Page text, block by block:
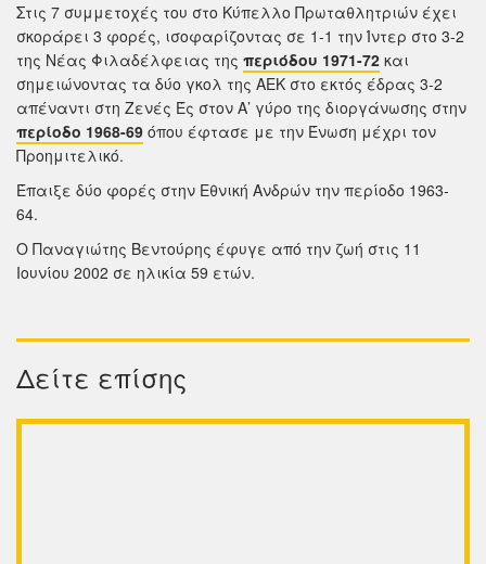
Στις 7 συμμετοχές του στο Κύπελλο Πρωταθλητριών έχει
σκοράρει 3 φορές, ισοφαρίζοντας σε 1-1 την Ίντερ στο 3-2
της Νέας Φιλαδέλφειας της περιόδου 1971-72 και
σημειώνοντας τα δύο γκολ της ΑΕΚ στο εκτός έδρας 3-2
απέναντι στη Ζενές Ές στον Α’ γύρο της διοργάνωσης στην
περίοδο 1968-69 όπου έφτασε με την Ένωση μέχρι τον
Προημιτελικό.
Έπαιξε δύο φορές στην Εθνική Ανδρών την περίοδο 1963-
64.
Ο Παναγιώτης Βεντούρης έφυγε από την ζωή στις 11
Ιουνίου 2002 σε ηλικία 59 ετών.
Δείτε επίσης